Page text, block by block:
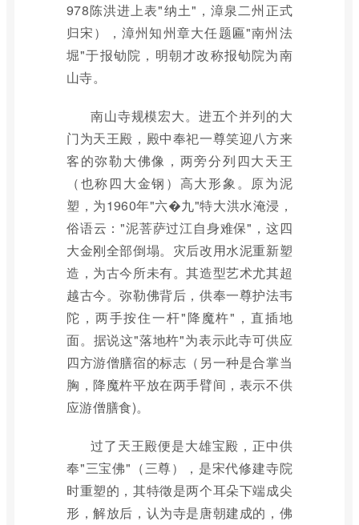
978陈洪进上表"纳土"，漳泉二州正式
归宋），漳州知州章大任题匾"南州法
堀"于报劬院，明朝才改称报劬院为南
山寺。
南山寺规模宏大。进五个并列的大
门为天王殿，殿中奉祀一尊笑迎八方来
客的弥勒大佛像，两旁分列四大天王
（也称四大金钢）高大形象。原为泥
塑，为1960年"六�九"特大洪水淹浸，
俗语云："泥菩萨过江自身难保"，这四
大金刚全部倒塌。灾后改用水泥重新塑
造，为古今所未有。其造型艺术尤其超
越古今。弥勒佛背后，供奉一尊护法韦
陀，两手按住一杆"降魔杵"，直插地
面。据说这"落地杵"为表示此寺可供应
四方游僧膳宿的标志（另一种是合掌当
胸，降魔杵平放在两手臂间，表示不供
应游僧膳食)。
过了天王殿便是大雄宝殿，正中供
奉"三宝佛"（三尊），是宋代修建寺院
时重塑的，其特徵是两个耳朵下端成尖
形，解放后，认为寺是唐朝建成的，佛